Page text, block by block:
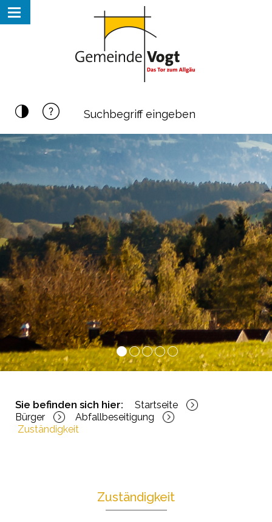
1 2 3 4 5
Sie befinden sich hier:
Startseite
Bürger
Abfallbeseitigung
Zuständigkeit
Zuständigkeit